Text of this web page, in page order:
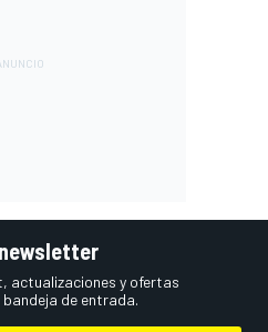
actualizaciones y ofertas
de entrada.